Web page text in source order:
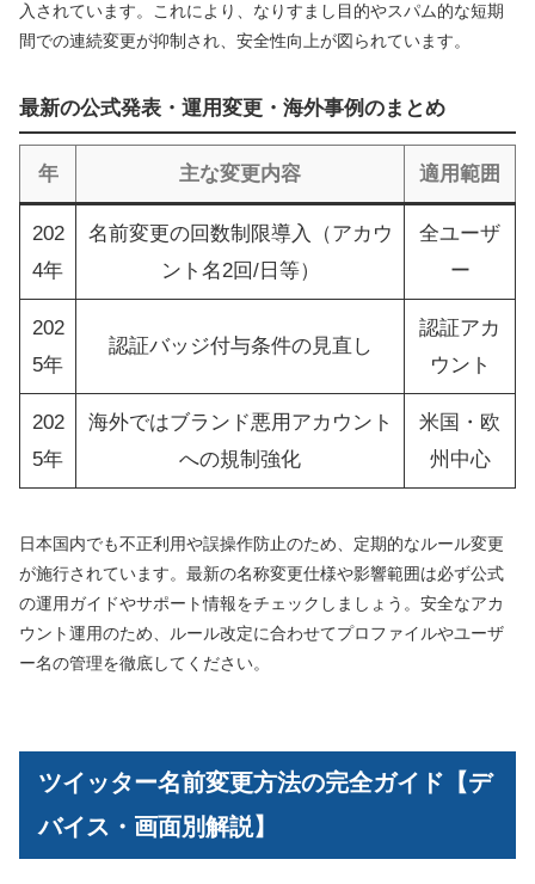
入されています。これにより、なりすまし目的やスパム的な短期
間での連続変更が抑制され、安全性向上が図られています。
最新の公式発表・運用変更・海外事例のまとめ
年 主な変更内容 適用範囲
202
4年
名前変更の回数制限導入（アカウ
ント名2回/日等）
全ユーザ
ー
202
5年
認証バッジ付与条件の見直し
認証アカ
ウント
202
5年
海外ではブランド悪用アカウント
への規制強化
米国・欧
州中心
日本国内でも不正利用や誤操作防止のため、定期的なルール変更
が施行されています。最新の名称変更仕様や影響範囲は必ず公式
の運用ガイドやサポート情報をチェックしましょう。安全なアカ
ウント運用のため、ルール改定に合わせてプロファイルやユーザ
ー名の管理を徹底してください。
ツイッター名前変更方法の完全ガイド【デ
バイス・画面別解説】